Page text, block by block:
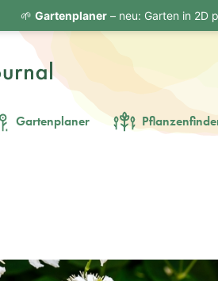
Gartenplaner
🌱 Gartenplaner– neu: Garten in 2D